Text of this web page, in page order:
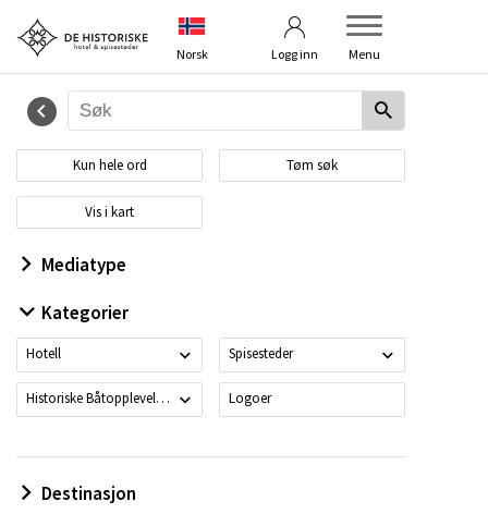
Norsk Logg inn Menu
Kontakt oss
Kun hele ord Tøm søk
Vis i kart
Mediatype
Kategorier
Hotell Spisesteder
Historiske Båtopplevelser Logoer
Destinasjon